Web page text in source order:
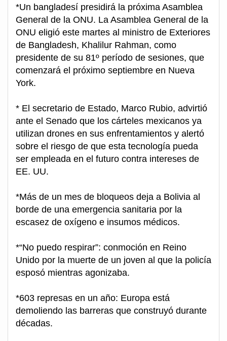
*Un bangladesí presidirá la próxima Asamblea
General de la ONU. La Asamblea General de la
ONU eligió este martes al ministro de Exteriores
de Bangladesh, Khalilur Rahman, como
presidente de su 81º período de sesiones, que
comenzará el próximo septiembre en Nueva
York.
* El secretario de Estado, Marco Rubio, advirtió
ante el Senado que los cárteles mexicanos ya
utilizan drones en sus enfrentamientos y alertó
sobre el riesgo de que esta tecnología pueda
ser empleada en el futuro contra intereses de
EE. UU.
*Más de un mes de bloqueos deja a Bolivia al
borde de una emergencia sanitaria por la
escasez de oxígeno e insumos médicos.
*“No puedo respirar”: conmoción en Reino
Unido por la muerte de un joven al que la policía
esposó mientras agonizaba.
*603 represas en un año: Europa está
demoliendo las barreras que construyó durante
décadas.